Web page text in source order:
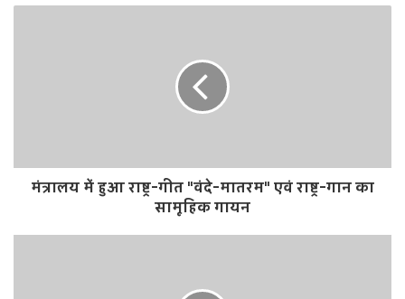
b
मंत्रालय में हुआ राष्ट्र-गीत "वंदे-मातरम" एवं राष्ट्र-गान का
सामूहिक गायन